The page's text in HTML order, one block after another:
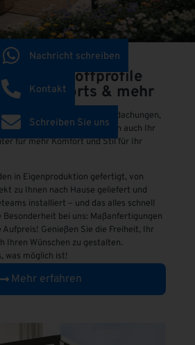
Kunststoffprofile
Carports & mehr
Experte für Terrassenüberdachungen,
nicht nur Hersteller, sondern auch Ihr
für mehr Komfort und Stil für Ihr
in Eigenproduktion gefertigt, von
zu Ihnen nach Hause geliefert und
installiert – und das alles schnell
bei uns: Maßanfertigungen
Genießen Sie die Freiheit, Ihr
Ihren Wünschen zu gestalten.
was möglich ist!
Mehr erfahren
Nachricht schreiben
Kontakt
Schreiben Sie uns